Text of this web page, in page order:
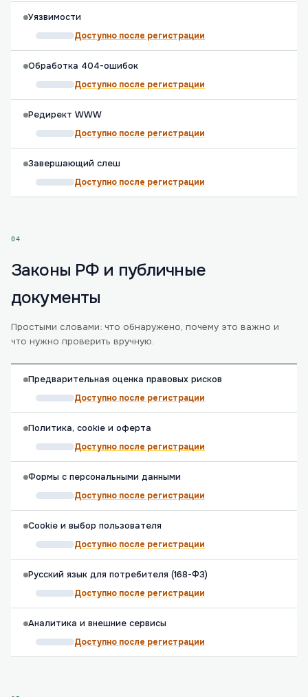
Уязвимости
Доступно после регистрации
Обработка 404-ошибок
Доступно после регистрации
Редирект WWW
Доступно после регистрации
Завершающий слеш
Доступно после регистрации
04
Законы РФ и публичные
документы
Простыми словами: что обнаружено, почему это важно и
что нужно проверить вручную.
Предварительная оценка правовых рисков
Доступно после регистрации
Политика, cookie и оферта
Доступно после регистрации
Формы с персональными данными
Доступно после регистрации
Cookie и выбор пользователя
Доступно после регистрации
Русский язык для потребителя (168-ФЗ)
Доступно после регистрации
Аналитика и внешние сервисы
Доступно после регистрации